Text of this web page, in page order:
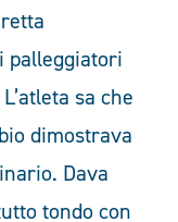
palleggiatori
sa che
dimostrava
Dava
tondo con